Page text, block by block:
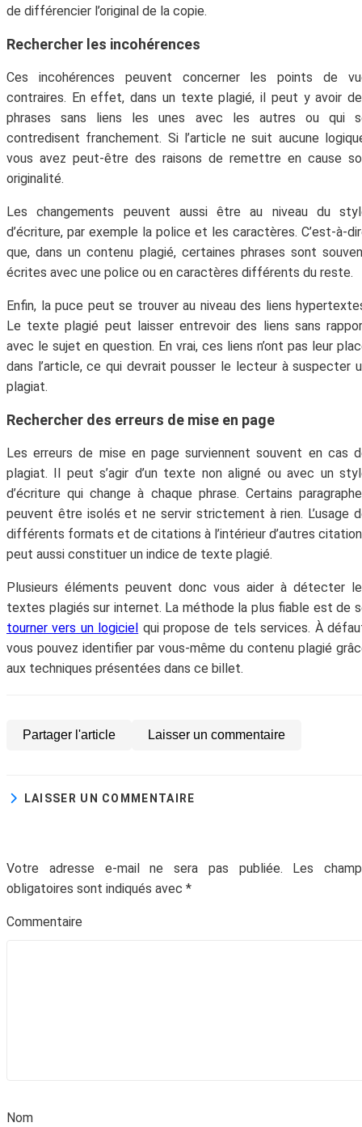
de différencier l’original de la copie.
Rechercher les incohérences
Ces incohérences peuvent concerner les points de
contraires. En effet, dans un texte plagié, il peut y avoir
phrases sans liens les unes avec les autres ou qui
contredisent franchement. Si l’article ne suit aucune
vous avez peut-être des raisons de remettre en cause
originalité.
Les changements peuvent aussi être au niveau du
d’écriture, par exemple la police et les caractères. C’est-à-
que, dans un contenu plagié, certaines phrases sont
écrites avec une police ou en caractères différents du reste.
Enfin, la puce peut se trouver au niveau des liens
Le texte plagié peut laisser entrevoir des liens sans
avec le sujet en question. En vrai, ces liens n’ont pas leur
dans l’article, ce qui devrait pousser le lecteur à suspecter
plagiat.
Rechercher des erreurs de mise en page
Les erreurs de mise en page surviennent souvent en cas
plagiat. Il peut s’agir d’un texte non aligné ou avec un
d’écriture qui change à chaque phrase. Certains
peuvent être isolés et ne servir strictement à rien. L’usage
différents formats et de citations à l’intérieur d’autres
peut aussi constituer un indice de texte plagié.
Plusieurs éléments peuvent donc vous aider à détecter
textes plagiés sur internet. La méthode la plus fiable est de
tourner vers un logiciel qui propose de tels services. À
vous pouvez identifier par vous-même du contenu plagié
aux techniques présentées dans ce billet.
Partager l'article Laisser un commentaire
LAISSER UN COMMENTAIRE
Votre adresse e-mail ne sera pas publiée.
Les
obligatoires sont indiqués avec *
Commentaire
Nom
génial et t'aider à faire prospérer ton